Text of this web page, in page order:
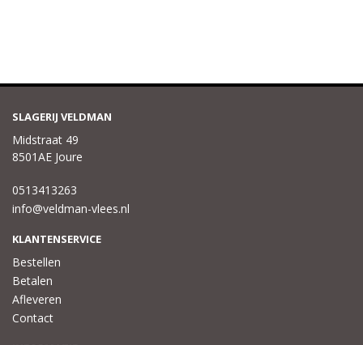
SLAGERIJ VELDMAN
Midstraat 49
8501AE Joure
0513413263
info@veldman-vlees.nl
KLANTENSERVICE
Bestellen
Betalen
Afleveren
Contact